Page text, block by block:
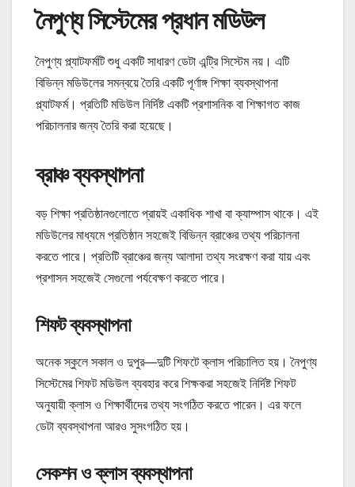
নৈপুণ্য সিস্টেমের প্রধান মডিউল
নৈপুণ্য প্ল্যাটফর্মটি শুধু একটি সাধারণ ডেটা এন্ট্রি সিস্টেম নয়। এটি
বিভিন্ন মডিউলের সমন্বয়ে তৈরি একটি পূর্ণাঙ্গ শিক্ষা ব্যবস্থাপনা
প্ল্যাটফর্ম। প্রতিটি মডিউল নির্দিষ্ট একটি প্রশাসনিক বা শিক্ষাগত কাজ
পরিচালনার জন্য তৈরি করা হয়েছে।
ব্রাঞ্চ ব্যবস্থাপনা
বড় শিক্ষা প্রতিষ্ঠানগুলোতে প্রায়ই একাধিক শাখা বা ক্যাম্পাস থাকে। এই
মডিউলের মাধ্যমে প্রতিষ্ঠান সহজেই বিভিন্ন ব্রাঞ্চের তথ্য পরিচালনা
করতে পারে। প্রতিটি ব্রাঞ্চের জন্য আলাদা তথ্য সংরক্ষণ করা যায় এবং
প্রশাসন সহজেই সেগুলো পর্যবেক্ষণ করতে পারে।
শিফট ব্যবস্থাপনা
অনেক স্কুলে সকাল ও দুপুর—দুটি শিফটে ক্লাস পরিচালিত হয়। নৈপুণ্য
সিস্টেমের শিফট মডিউল ব্যবহার করে শিক্ষকরা সহজেই নির্দিষ্ট শিফট
অনুযায়ী ক্লাস ও শিক্ষার্থীদের তথ্য সংগঠিত করতে পারেন। এর ফলে
ডেটা ব্যবস্থাপনা আরও সুসংগঠিত হয়।
সেকশন ও ক্লাস ব্যবস্থাপনা